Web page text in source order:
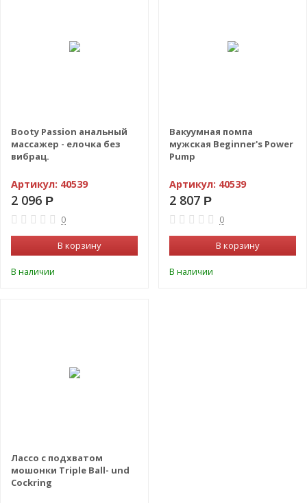
Booty Passion анальный
массажер - елочка без
вибрац.
Артикул: 40539
2 096 Р
0
В корзину
В наличии
Вакуумная помпа
мужская Beginner's Power
Pump
Артикул: 40539
2 807 Р
0
В корзину
В наличии
Лассо с подхватом
мошонки Triple Ball- und
Cockring